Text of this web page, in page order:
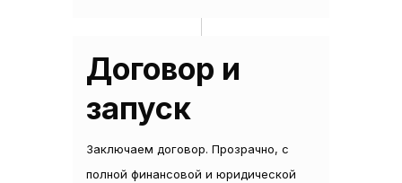
Договор и
запуск
Заключаем договор. Прозрачно, с
полной финансовой и юридической